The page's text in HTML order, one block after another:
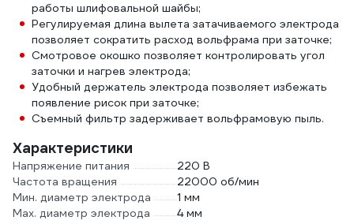
работы шлифовальной шайбы;
Регулируемая длина вылета затачиваемого электрода
позволяет сократить расход вольфрама при заточке;
Смотровое окошко позволяет контролировать угол
заточки и нагрев электрода;
Удобный держатель электрода позволяет избежать
появление рисок при заточке;
Съемный фильтр задерживает вольфрамовую пыль.
Характеристики
Напряжение питания
220 В
Частота вращения
22000 об/мин
Мин. диаметр электрода
1 мм
Мах. диаметр электрода
4 мм